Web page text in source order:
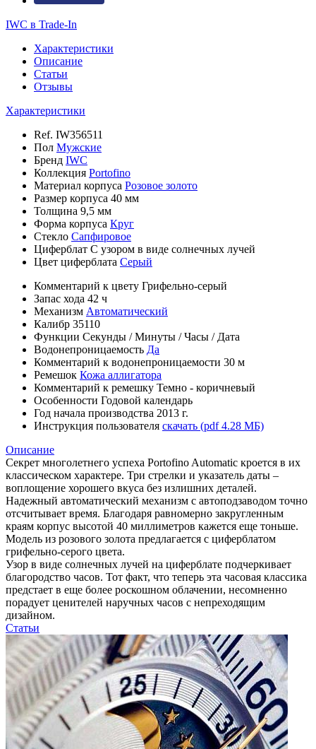
IWC в Trade-In
Характеристики
Описание
Статьи
Отзывы
Характеристики
Ref. IW356511
Пол Мужские
Бренд IWC
Коллекция Portofino
Материал корпуса Розовое золото
Размер корпуса 40 мм
Толщина 9,5 мм
Форма корпуса Круг
Стекло Сапфировое
Циферблат С узором в виде солнечных лучей
Цвет циферблата Серый
Комментарий к цвету Грифельно-серый
Запас хода 42 ч
Механизм Автоматический
Калибр 35110
Функции Секунды /Минуты /Часы / Дата
Водонепроницаемость Да
Комментарий к водонепроницаемости 30 м
Ремешок Кожа аллигатора
Комментарий к ремешку Темно - коричневый
Особенности Годовой календарь
Год начала производства 2013 г.
Инструкция пользователя скачать (pdf 4.28 МБ)
Описание
Секрет многолетнего успеха Portofino Automatic кроется в их
классическом характере. Три стрелки и указатель даты –
воплощение хорошего вкуса без излишних деталей.
Надежный автоматический механизм с автоподзаводом точно
отсчитывает время. Благодаря равномерно закругленным
краям корпус высотой 40 миллиметров кажется еще тоньше.
Модель из розового золота предлагается с циферблатом
грифельно-серого цвета.
Узор в виде солнечных лучей на циферблате подчеркивает
благородство часов. Тот факт, что теперь эта часовая классика
предстает в еще более роскошном облачении, несомненно
порадует ценителей наручных часов с непреходящим
дизайном.
Статьи